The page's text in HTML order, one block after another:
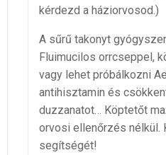
kérdezd a háziorvosod.)
A sűrű takonyt
Fluimucilos orrcseppel,
vagy lehet próbálkozni
antihisztamin és
duzzanatot… Köptetőt
orvosi ellenőrzés nélkül.
segítségét!